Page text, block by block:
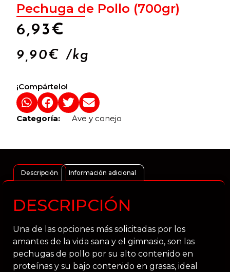
Pechuga de Pollo (700gr)
6,93€
9,90€ /kg
¡Compártelo!
Categoría: Ave y conejo
Descripción Información adicional
DESCRIPCIÓN
Una de las opciones más solicitadas por los
amantes de la vida sana y el gimnasio, son las
pechugas de pollo por su alto contenido en
proteínas y su bajo contenido en grasas, ideal